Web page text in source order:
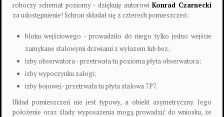
roboczy schemat poziomy - dziękuję autorowi Konrad Czarnecki
za udostępnienie! Schron składał się z czterech pomieszczeń:
bloku wejściowego - prowadziło do niego tylko jedno wejście
zamykane stalowymi drzwiami z wyłazem lub bez;
izby obserwatora - przetrwała tu pozioma płyta obserwatora;
izby wypoczynku załogi;
izby bojowej - przetrwała tu płyta stalowa 7P7.
Układ pomieszczeń nie jest typowy, a obiekt asymetryczny. Jego
położenie oraz ślady wyposażenia mogą prowadzić do wniosku, że